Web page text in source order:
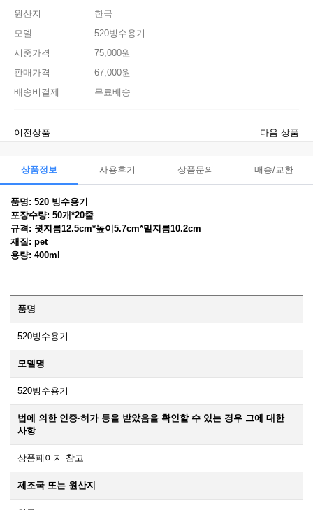
원산지
한국
모델
520빙수용기
시중가격
75,000원
판매가격
67,000원
배송비결제
무료배송
이전상품 다음 상품
상품정보 사용후기 상품문의 배송/교환
품명: 520 빙수용기
포장수량: 50개*20줄
규격: 윗지름12.5cm*높이5.7cm*밑지름10.2cm
재질: pet
용량: 400ml
품명
520빙수용기
모델명
520빙수용기
법에 의한 인증·허가 등을 받았음을 확인할 수 있는 경우 그에 대한
사항
상품페이지 참고
제조국 또는 원산지